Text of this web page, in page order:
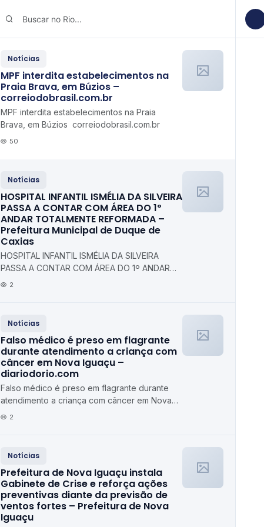
Notícias
MPF interdita estabelecimentos na
Praia Brava, em Búzios –
correiodobrasil.com.br
MPF interdita estabelecimentos na Praia
Brava, em Búzios correiodobrasil.com.br
50
Notícias
HOSPITAL INFANTIL ISMÉLIA DA SILVEIRA
PASSA A CONTAR COM ÁREA DO 1º
ANDAR TOTALMENTE REFORMADA –
Prefeitura Municipal de Duque de
Caxias
HOSPITAL INFANTIL ISMÉLIA DA SILVEIRA
PASSA A CONTAR COM ÁREA DO 1º ANDAR
TOTALMENTE REFORMADA Prefeitura
2
Notícias
Falso médico é preso em flagrante
durante atendimento a criança com
câncer em Nova Iguaçu –
diariodorio.com
Falso médico é preso em flagrante durante
atendimento a criança com câncer em Nova
Iguaçu diariodorio.com
2
Notícias
Prefeitura de Nova Iguaçu instala
Gabinete de Crise e reforça ações
preventivas diante da previsão de
ventos fortes – Prefeitura de Nova
Iguaçu